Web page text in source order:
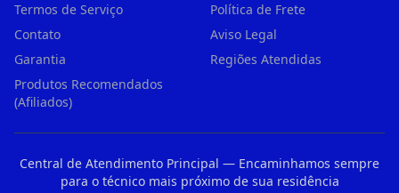
Termos de Serviço
Política de Frete
Contato
Aviso Legal
Garantia
Regiões Atendidas
Produtos Recomendados
(Afiliados)
Central de Atendimento Principal — Encaminhamos sempre
para o técnico mais próximo de sua residência